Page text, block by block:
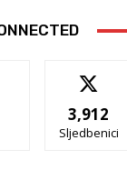
3,912
Sljedbenici